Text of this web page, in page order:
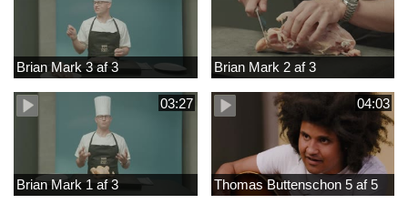
Brian Mark 3 af 3 Brian Mark 2 af 3
03:27
Brian Mark 1 af 3
04:03
Thomas Buttenschon 5 af 5